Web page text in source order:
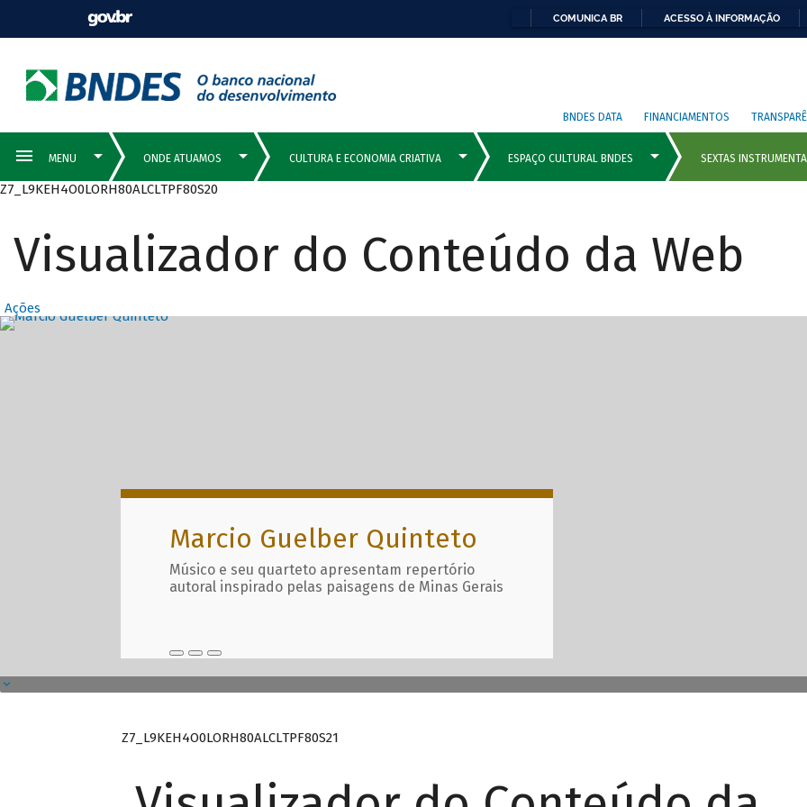
COMUNICA BR ACESSO À INFORMAÇÃO
BNDES DATA FINANCIAMENTOS
Z7_L9KEH4O0LORH80ALCLTPF80S20
Visualizador do Conteúdo da Web
Ações
Destaques Principais com
Marcio Guelber Quinteto
Músico e seu quarteto apresentam repertório
autoral inspirado pelas paisagens de Minas Gerais
Z7_L9KEH4O0LORH80ALCLTPF80S21